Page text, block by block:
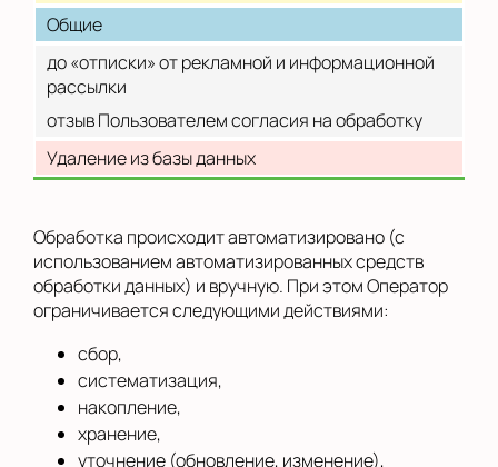
Общие
до «отписки» от рекламной и информационной
рассылки
отзыв Пользователем согласия на обработку
Удаление из базы данных
Обработка происходит автоматизировано (с
использованием автоматизированных средств
обработки данных) и вручную. При этом Оператор
ограничивается следующими действиями:
сбор,
систематизация,
накопление,
хранение,
уточнение (обновление, изменение),